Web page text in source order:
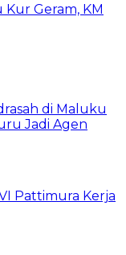
Geram, KM
di Maluku
Jadi Agen
Pattimura Kerja